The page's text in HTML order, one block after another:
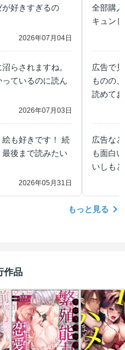
が好きすぎるの
2026年07月04日
らされますね。
ているのに読ん
2026年07月03日
も好きです！ 続
後まで読みたい
2026年05月31日
全部購
キュン
広告で
ものの
読めて
広告な
も面白
いしも
もっと見る
作品